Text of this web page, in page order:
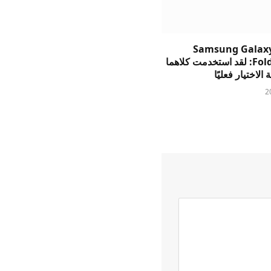
Samsung
وFold8 Ultra: لقد استخدمت كلاهما
الاختيار فعليًا